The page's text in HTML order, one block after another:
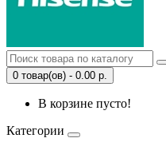
0 товар(ов) - 0.00 р.
В корзине пусто!
Категории